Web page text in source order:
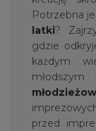
Potrzebna
latki?
gdzie
każdym
przed